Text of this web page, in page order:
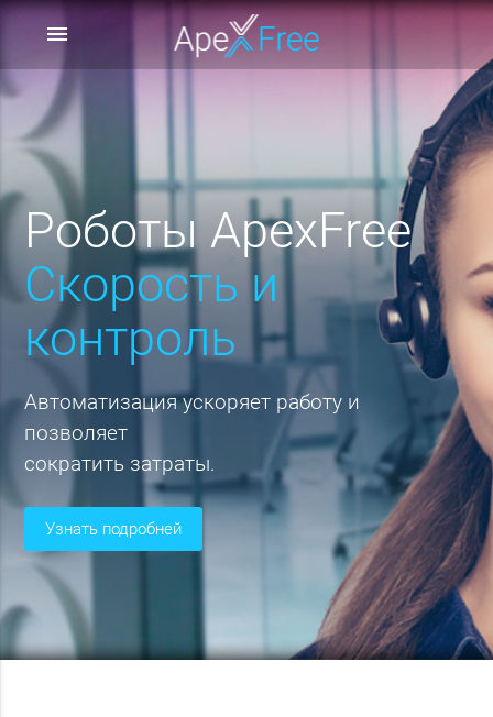
menu
Роботы ApexFree
Cкорость и
контроль
Автоматизация ускоряет работу и
позволяет
сократить затраты.
узнать подробней